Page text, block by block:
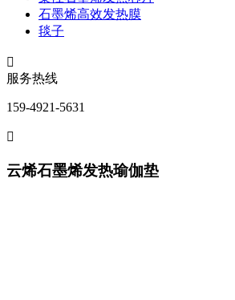
石墨烯高效发热膜
毯子

服务热线
159-4921-5631

云烯石墨烯发热瑜伽垫